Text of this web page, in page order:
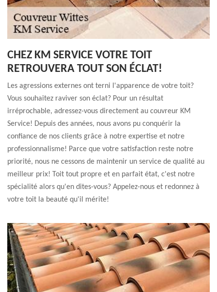
CHEZ KM SERVICE VOTRE TOIT
RETROUVERA TOUT SON ÉCLAT!
Les agressions externes ont terni l'apparence de votre toit?
Vous souhaitez raviver son éclat? Pour un résultat
irréprochable, adressez-vous directement au couvreur KM
Service! Depuis des années, nous avons pu conquérir la
confiance de nos clients grâce à notre expertise et notre
professionnalisme! Parce que votre satisfaction reste notre
priorité, nous ne cessons de maintenir un service de qualité au
meilleur prix! Toit tout propre et en parfait état, c'est notre
spécialité alors qu'en dites-vous? Appelez-nous et redonnez à
votre toit la beauté qu'il mérite!